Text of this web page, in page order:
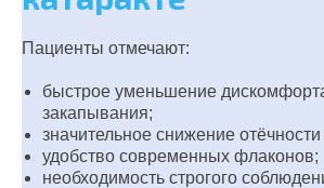
Пациенты отмечают:
быстрое уменьшение
закапывания;
значительное снижение
удобство современных флаконов;
необходимость строгого